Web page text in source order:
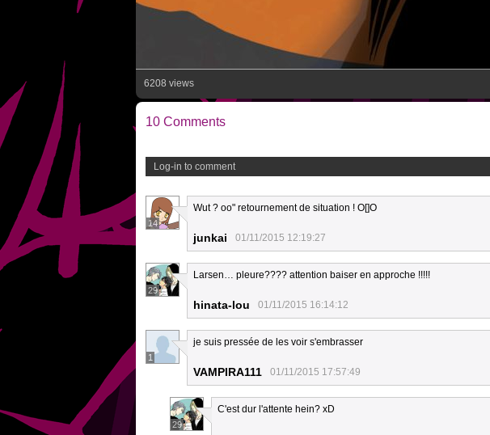
6208 views
10 Comments
Log-in to comment
14
Wut ? oo" retournement de situation ! O[]O
junkai 01/11/2015 12:19:27
29
Larsen… pleure???? attention baiser en approche !!!!!
hinata-lou 01/11/2015 16:14:12
1
je suis pressée de les voir s'embrasser
VAMPIRA111 01/11/2015 17:57:49
29
C'est dur l'attente hein? xD